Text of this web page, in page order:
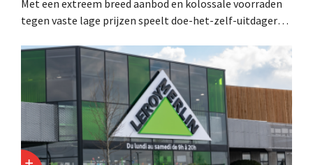
Met een extreem breed aanbod en kolossale voorraden
tegen vaste lage prijzen speelt doe-het-zelf-uitdager
“We lossen drie belangrijke problemen op voor onze
klanten,” zegt topman Loïc Hardy.